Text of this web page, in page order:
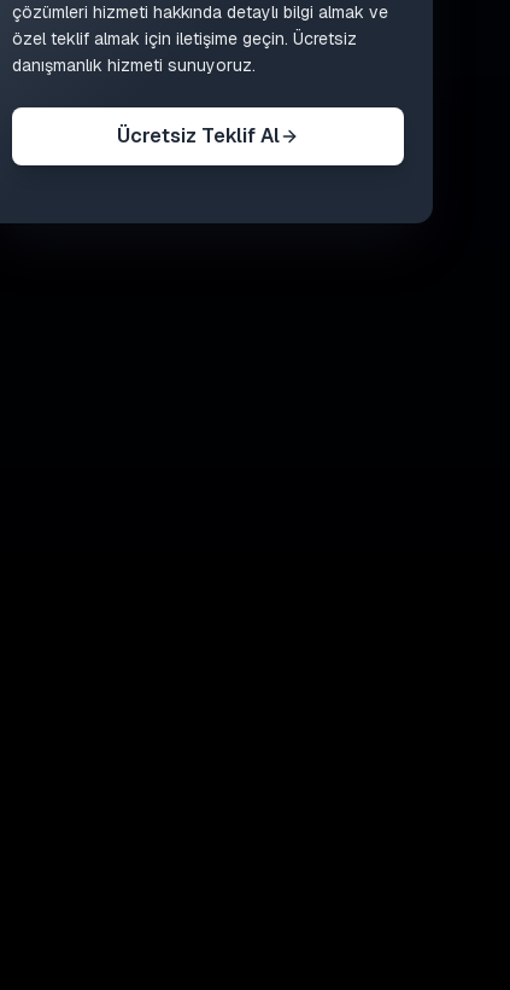
çözümleri hizmeti hakkında detaylı bilgi almak ve
özel teklif almak için iletişime geçin. Ücretsiz
danışmanlık hizmeti sunuyoruz.
Ücretsiz Teklif Al